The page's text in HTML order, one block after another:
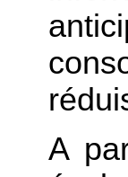
A